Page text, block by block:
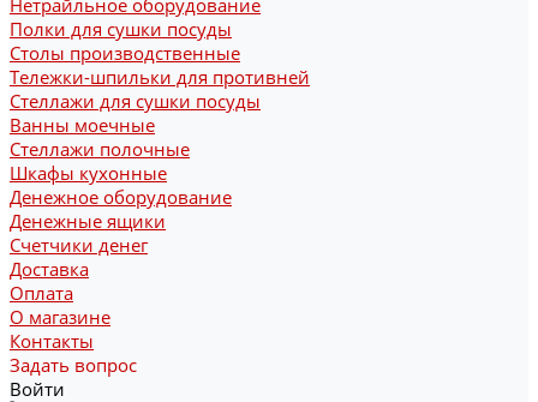
Нетрайльное оборудование
Полки для сушки посуды
Столы производственные
Тележки-шпильки для противней
Стеллажи для сушки посуды
Ванны моечные
Стеллажи полочные
Шкафы кухонные
Денежное оборудование
Денежные ящики
Счетчики денег
Доставка
Оплата
О магазине
Контакты
Задать вопрос
Войти